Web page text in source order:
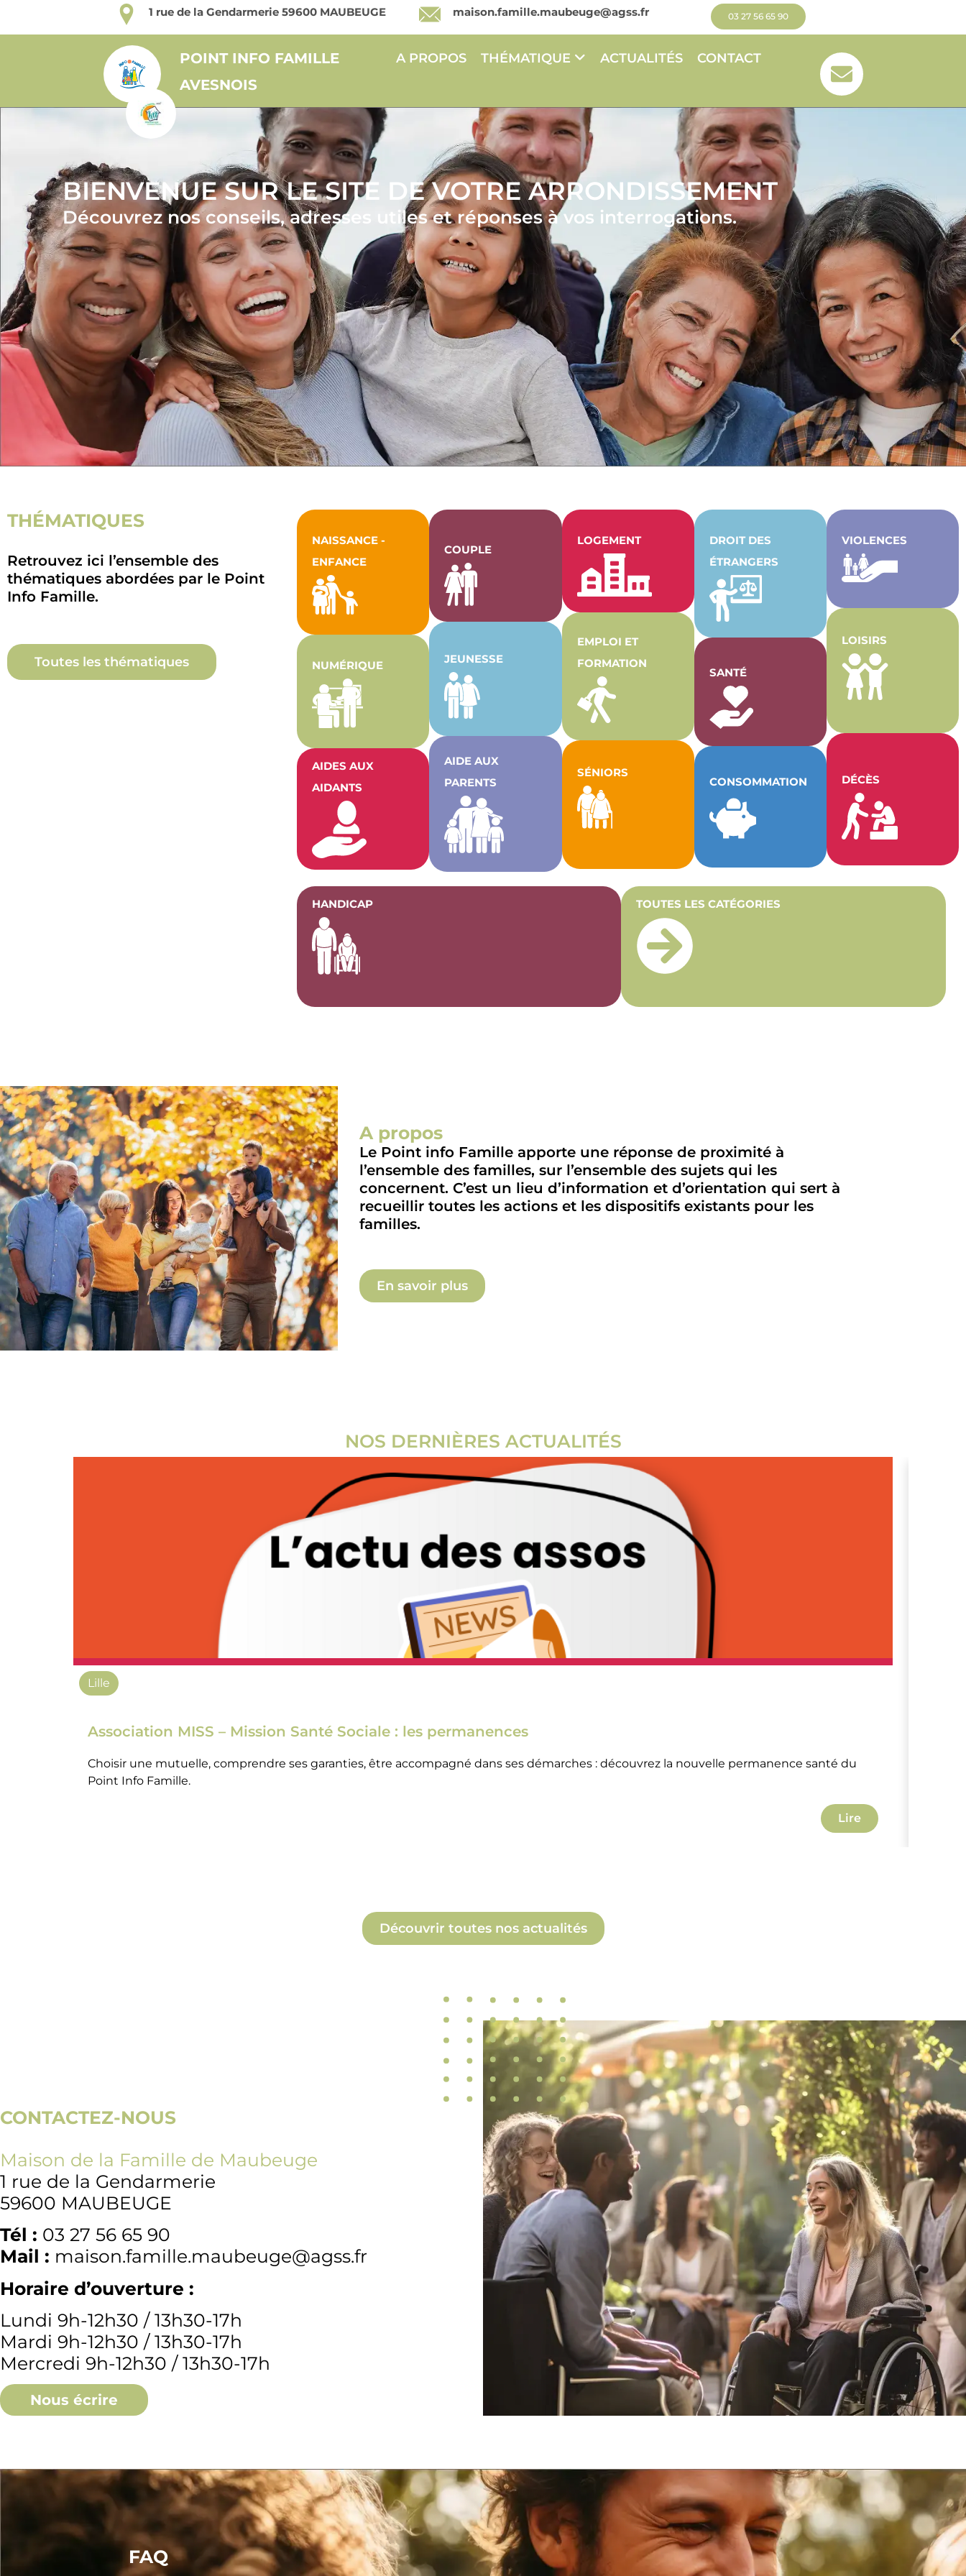
1 rue de la Gendarmerie 59600 MAUBEUGE maison.famille.maubeuge@agss.fr 03 27 56 65 90
POINT INFO FAMILLE
AVESNOIS
A PROPOS THÉMATIQUE ACTUALITÉS CONTACT
BIENVENUE SUR LE SITE DE VOTRE ARRONDISSEMENT
Découvrez nos conseils, adresses utiles et réponses à vos interrogations.
THÉMATIQUES
Retrouvez ici l’ensemble des
thématiques abordées par le Point
Info Famille.
Toutes les thématiques
NAISSANCE -
ENFANCE
NUMÉRIQUE
AIDES AUX
AIDANTS
COUPLE
JEUNESSE
AIDE AUX
PARENTS
LOGEMENT
EMPLOI ET
FORMATION
SÉNIORS
DROIT DES
ÉTRANGERS
SANTÉ
CONSOMMATION
VIOLENCES
LOISIRS
DÉCÈS
HANDICAP TOUTES LES CATÉGORIES
A propos
Le Point info Famille apporte une réponse de proximité à
l’ensemble des familles, sur l’ensemble des sujets qui les
concernent. C’est un lieu d’information et d’orientation qui sert à
recueillir toutes les actions et les dispositifs existants pour les
familles. ​
En savoir plus
NOS DERNIÈRES ACTUALITÉS
Lille
Association MISS – Mission Santé Sociale : les permanences
Choisir une mutuelle, comprendre ses garanties, être accompagné dans ses démarches : découvrez la nouvelle permanence santé du
Point Info Famille.
Lire
Découvrir toutes nos actualités
CONTACTEZ-NOUS
Maison de la Famille de Maubeuge
1 rue de la Gendarmerie
59600 MAUBEUGE
Tél : 03 27 56 65 90
Mail : maison.famille.maubeuge@agss.fr
Horaire d’ouverture :
Lundi 9h-12h30 / 13h30-17h
Mardi 9h-12h30 / 13h30-17h
Mercredi 9h-12h30 / 13h30-17h
Nous écrire
FAQ